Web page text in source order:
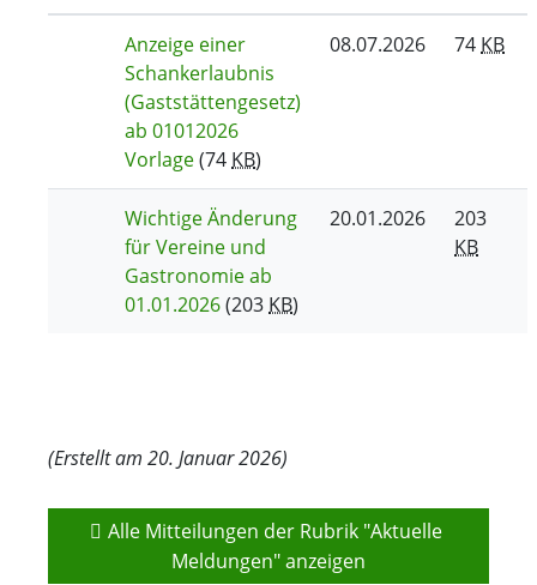
Anzeige einer
Schankerlaubnis
(Gaststättengesetz)
ab 01012026
Vorlage(74KB)
08.07.2026 74KB
Wichtige Änderung
für Vereine und
Gastronomie ab
01.01.2026(203KB)
20.01.2026
203
KB
(Erstellt am 20. Januar 2026)
Alle Mitteilungen der Rubrik "Aktuelle
Meldungen" anzeigen